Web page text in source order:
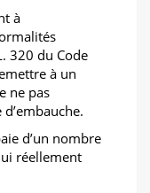
à
320 du Code
à un
ne pas
d’un nombre
réellement